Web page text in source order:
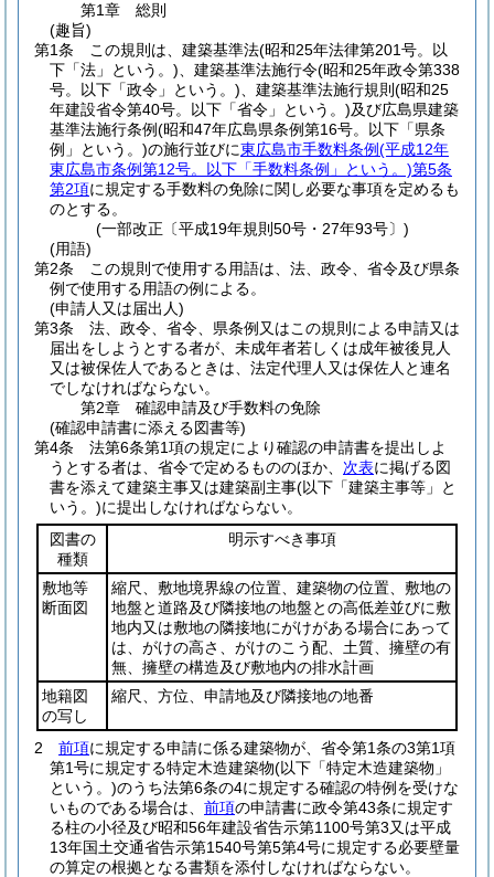
第1章
総則
(趣旨)
第1条
この規則は、建築基準法(昭和25年法律第201号。以
下「法」という。) 、建築基準法施行令(昭和25年政令第338
号。以下「政令」という。) 、建築基準法施行規則 (昭和25
年建設省令第40号。以下「省令」という。)及び広島県建築
基準法施行条例(昭和47年広島県条例第16号。以下「県条
例」という。)の施行並びに東広島市手数料条例(平成12年
東広島市条例第12号。以下「手数料条例」という。)第5条
第2項に規定する手数料の免除に関し必要な事項を定めるも
のとする。
(一部改正〔平成19年規則50号・27年93号〕)
(用語)
第2条
この規則で使用する用語は、法、政令、省令及び県条
例で使用する用語の例による。
(申請人又は届出人)
第3条
法、政令、省令、県条例又はこの規則による申請又は
届出をしようとする者が、未成年者若しくは成年被後見人
又は被保佐人であるときは、法定代理人又は保佐人と連名
でしなければならない。
第2章
確認申請及び手数料の免除
(確認申請書に添える図書等)
第4条
法第6条第1項の規定により確認の申請書を提出しよ
うとする者は、省令で定めるもののほか、 次表に掲げる図
書を添えて建築主事又は建築副主事(以下「建築主事等」と
いう。)に提出しなければならない。
図書の
種類
明示すべき事項
敷地等
断面図
縮尺、敷地境界線の位置、建築物の位置、敷地の
地盤と道路及び隣接地の地盤との高低差並びに敷
地内又は敷地の隣接地にがけがある場合にあって
は、がけの高さ、がけのこう配、土質、擁壁の有
無、擁壁の構造及び敷地内の排水計画
地籍図
の写し
縮尺、方位、申請地及び隣接地の地番
2 前項に規定する申請に係る建築物が、省令第1条の3第1項
第1号に規定する特定木造建築物(以下「特定木造建築物」
という。)のうち法第6条の4に規定する確認の特例を受けな
いものである場合は、 前項の申請書に政令第43条に規定す
る柱の小径及び昭和56年建設省告示第1100号第3又は平成
13年国土交通省告示第1540号第5第4号に規定する必要壁量
の算定の根拠となる書類を添付しなければならない。